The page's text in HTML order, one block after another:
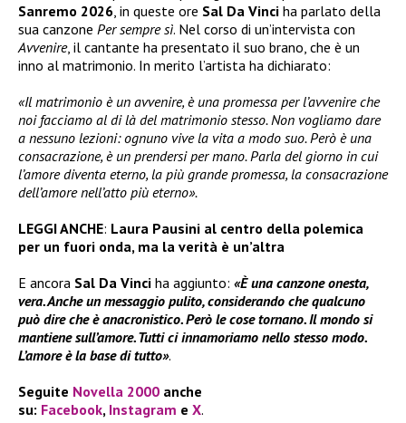
Sanremo 2026, in queste ore Sal Da Vinci ha parlato della
sua canzone Per sempre sì. Nel corso di un’intervista con
Avvenire, il cantante ha presentato il suo brano, che è un
inno al matrimonio. In merito l’artista ha dichiarato:
«Il matrimonio è un avvenire, è una promessa per l’avvenire che
noi facciamo al di là del matrimonio stesso. Non vogliamo dare
a nessuno lezioni: ognuno vive la vita a modo suo. Però è una
consacrazione, è un prendersi per mano. Parla del giorno in cui
l’amore diventa eterno, la più grande promessa, la consacrazione
dell’amore nell’atto più eterno».
LEGGI ANCHE: Laura Pausini al centro della polemica
per un fuori onda, ma la verità è un’altra
E ancora Sal Da Vinci ha aggiunto: «È una canzone onesta,
vera. Anche un messaggio pulito, considerando che qualcuno
può dire che è anacronistico. Però le cose tornano. Il mondo si
mantiene sull’amore. Tutti ci innamoriamo nello stesso modo.
L’amore è la base di tutto».
Seguite Novella 2000 anche
su: Facebook, Instagram e X.